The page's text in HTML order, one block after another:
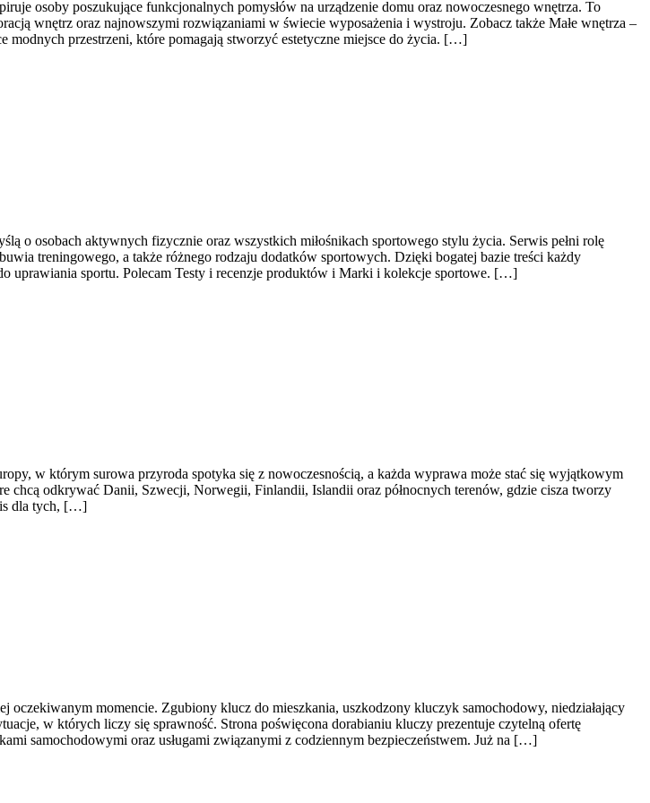
osoby poszukujące funkcjonalnych pomysłów na urządzenie domu oraz nowoczesnego wnętrza. To
wnętrz oraz najnowszymi rozwiązaniami w świecie wyposażenia i wystroju. Zobacz także Małe wnętrza –
przestrzeni, które pomagają stworzyć estetyczne miejsce do życia. […]
o osobach aktywnych fizycznie oraz wszystkich miłośnikach sportowego stylu życia. Serwis pełni rolę
treningowego, a także różnego rodzaju dodatków sportowych. Dzięki bogatej bazie treści każdy
uprawiania sportu. Polecam Testy i recenzje produktów i Marki i kolekcje sportowe. […]
w którym surowa przyroda spotyka się z nowoczesnością, a każda wyprawa może stać się wyjątkowym
chcą odkrywać Danii, Szwecji, Norwegii, Finlandii, Islandii oraz północnych terenów, gdzie cisza tworzy
dla tych, […]
momencie. Zgubiony klucz do mieszkania, uszkodzony kluczyk samochodowy, niedziałający
w których liczy się sprawność. Strona poświęcona dorabianiu kluczy prezentuje czytelną ofertę
samochodowymi oraz usługami związanymi z codziennym bezpieczeństwem. Już na […]